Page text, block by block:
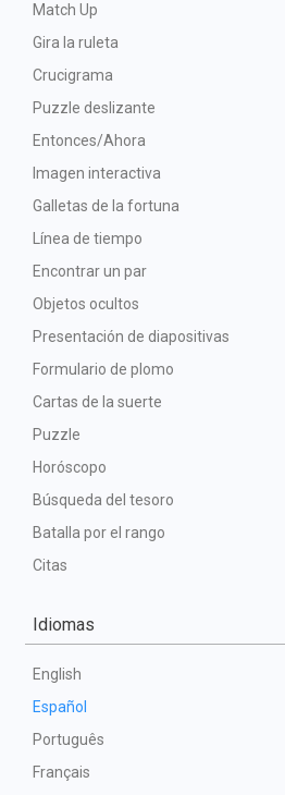
Match Up
Gira la ruleta
Crucigrama
Puzzle deslizante
Entonces/Ahora
Imagen interactiva
Galletas de la fortuna
Línea de tiempo
Encontrar un par
Objetos ocultos
Presentación de diapositivas
Formulario de plomo
Cartas de la suerte
Puzzle
Horóscopo
Búsqueda del tesoro
Batalla por el rango
Citas
Idiomas
English
Español
Português
Français